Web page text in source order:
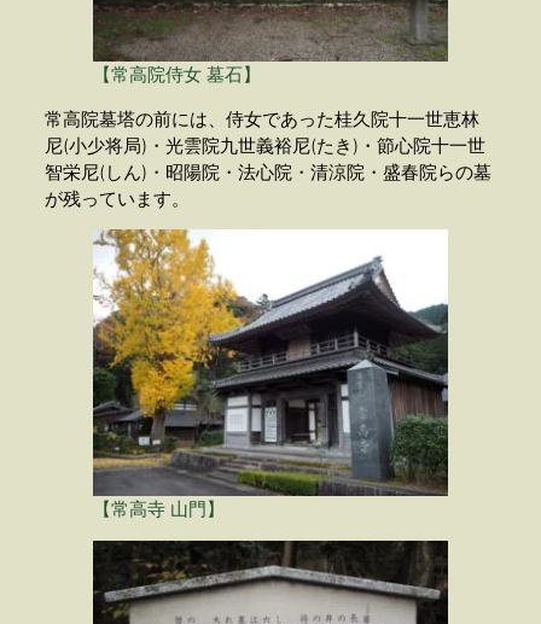
【常高院侍女 墓石】
常高院墓塔の前には、侍女であった桂久院十一世恵林
尼(小少将局)・光雲院九世義裕尼(たき)・節心院十一世
智栄尼(しん)・昭陽院・法心院・清涼院・盛春院らの墓
が残っています。
【常高寺 山門】